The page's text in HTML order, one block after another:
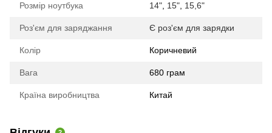
Розмір ноутбука 14", 15", 15,6"
Роз'єм для заряджання Є роз'єм для зарядки
Колір Коричневий
Вага 680 грам
Країна виробництва Китай